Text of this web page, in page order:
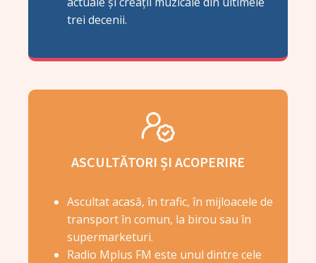
trei decenii.
ASCULTĂTORI ȘI ACOPERIRE
Ascultat acasă, în trafic, în mijloacele de
transport în comun, la birou sau în
supermarketuri.
Radio Mplus FM este unul dintre cele